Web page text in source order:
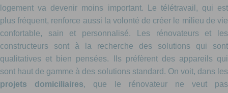
logement va devenir moins important. Le télétravail, qui est
plus fréquent, renforce aussi la volonté de créer le milieu de vie
confortable, sain et personnalisé. Les rénovateurs et les
constructeurs sont à la recherche des solutions qui sont
qualitatives et bien pensées. Ils préfèrent des appareils qui
sont haut de gamme à des solutions standard. On voit, dans les
projets domiciliaires, que le rénovateur ne veut pas